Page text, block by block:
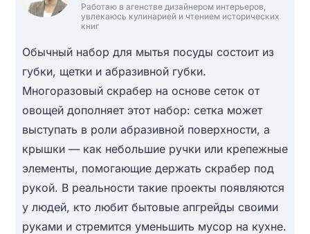
Работаю в агенстве дизайнером интерьеров,
увлекаюсь кулинарией и чтением исторических
книг
Обычный набор для мытья посуды состоит из
губки, щетки и абразивной губки.
Многоразовый скрабер на основе сеток от
овощей дополняет этот набор: сетка может
выступать в роли абразивной поверхности, а
крышки — как небольшие ручки или крепежные
элементы, помогающие держать скрабер под
рукой. В реальности такие проекты появляются
у людей, кто любит бытовые апгрейды своими
руками и стремится уменьшить мусор на кухне.